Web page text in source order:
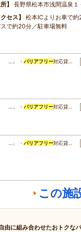
長野県松本市浅間温泉１
セス
松本ICよりお車で
スで約20分／駐車場無料
…」 ・バリアフリー対応貸…
…」 ・バリアフリー対応貸…
…」 ・バリアフリー対応貸…
この施
由に組み合わせたおトクな